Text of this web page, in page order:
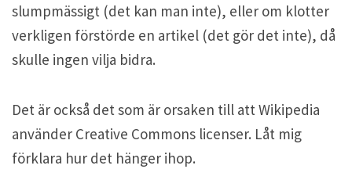
slumpmässigt (det kan man inte), eller om klotter
verkligen förstörde en artikel (det gör det inte), då
skulle ingen vilja bidra.
Det är också det som är orsaken till att Wikipedia
använder Creative Commons licenser. Låt mig
förklara hur det hänger ihop.